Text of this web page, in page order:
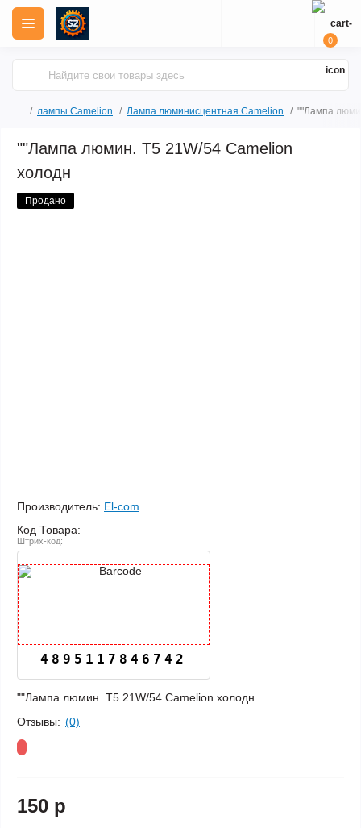
0
лампы Camelion Лампа люминисцентная Сamelion ""Лампа
""Лампа люмин. Т5 21W/54 Camelion
холодн
Продано
Производитель: El-com
Код Товара:
Штрих-код:
4895117846742
""Лампа люмин. Т5 21W/54 Camelion холодн
Отзывы: (0)
150 р